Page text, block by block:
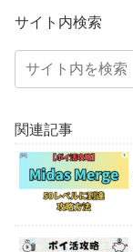
サイト内検索
関連記事